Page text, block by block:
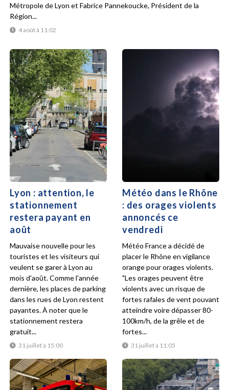
4 août à 11:02
Métropole de Lyon et Fabrice Pannekoucke, Président de la
Région...
Lyon : attention, le
stationnement
restera payant en
août
31 juillet à 15:00
Mauvaise nouvelle pour les
touristes et les visiteurs qui
veulent se garer à Lyon au
mois d'août. Comme l'année
dernière, les places de parking
dans les rues de Lyon restent
payantes. À noter que le
stationnement restera
gratuit...
Météo dans le Rhône
: des orages violents
annoncés ce
vendredi
31 juillet à 11:05
Météo France a décidé de
placer le Rhône en vigilance
orange pour orages violents.
"Les orages peuvent être
violents avec un risque de
fortes rafales de vent pouvant
atteindre voire dépasser 80-
100km/h, de la grêle et de
fortes...